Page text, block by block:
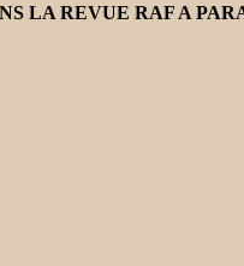
LA REVUE RAF A